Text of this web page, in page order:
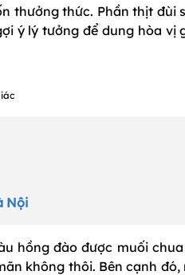
thưởng thức. Phần thịt đùi
ý lý tưởng để dung hòa vị
Nội
hồng đào được muối
không thôi. Bên cạnh đó,